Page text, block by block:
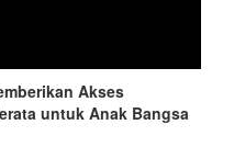
Akses
untuk Anak Bangsa